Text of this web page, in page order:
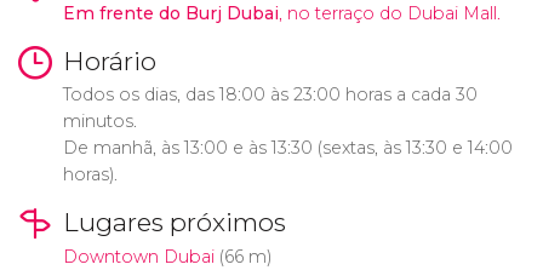
Em frente do Burj Dubai , no terraço do Dubai Mall.
Horário
Todos os dias, das 18:00 às 23:00 horas a cada 30
minutos.
De manhã, às 13:00 e às 13:30 (sextas, às 13:30 e 14:00
horas).
Lugares próximos
Downtown Dubai(66 m)